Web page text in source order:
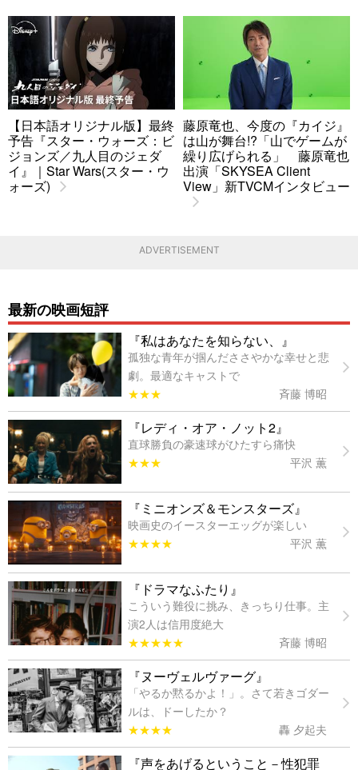
【日本語オリジナル版】最終
予告『スター・ウォーズ：ビ
ジョンズ／九人目のジェダ
イ』｜Star Wars(スター・ウ
ォーズ)
藤原竜也、今度の『カイジ』
は山が舞台!?「山でゲームが
繰り広げられる」 藤原竜也
出演「SKYSEA Client
View」新TVCMインタビュー
ADVERTISEMENT
最新の映画短評
『私はあなたを知らない、』
孤独な青年が掴んだささやかな幸せと悲
劇。最適なキャストで
★★★
斉藤 博昭
『レディ・オア・ノット2』
直球勝負の豪速球がひたすら痛快
★★★
平沢 薫
『ミニオンズ＆モンスターズ』
映画史のイースターエッグが楽しい
★★★★
平沢 薫
『ドラマなふたり』
こういう難役に挑み、きっちり仕事。主
演2人は信用度絶大
★★★★★
斉藤 博昭
『ヌーヴェルヴァーグ』
「やるか黙るかよ！」。さて若きゴダー
ルは、ドーしたか？
★★★★
轟 夕起夫
『声をあげるということ－性犯罪